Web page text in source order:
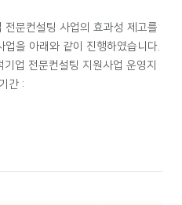
전문컨설팅 사업의 효과성 제고를
을 아래와 같이 진행하였습니다.
업 전문컨설팅 지원사업 운영지
간 :